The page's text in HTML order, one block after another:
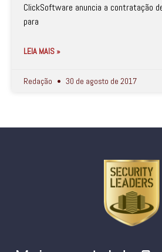
ClickSoftware anuncia a contratação
para
LEIA MAIS »
Redação 30 de agosto de 2017